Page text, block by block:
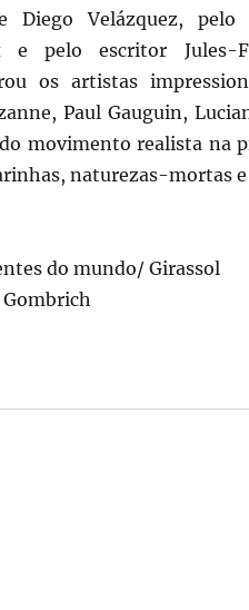
Diego Velázquez, pelo
e pelo escritor Jules-
os artistas
Paul Gauguin,
movimento realista na
naturezas-mortas
do mundo/ Girassol